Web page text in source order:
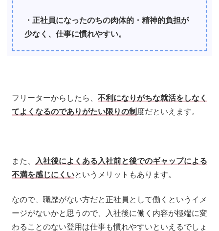
・正社員になったのちの肉体的・精神的負担が
少なく、仕事に慣れやすい。
フリーターからしたら、 不利になりがちな就活をしなく
てよくなるのでありがたい限りの制 度だといえます。
また、
入社後によくある入社前と後でのギャップによる
不満を感じにくいというメリットもあります。
なので、職歴がない方だと正社員として働くというイメ
ージがないかと思うので、入社後に働く内容が極端に変
わることのない登用は仕事も慣れやすいといえるでしょ